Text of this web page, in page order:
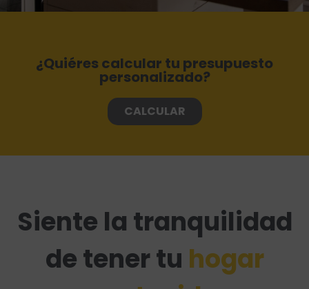
¿Quiéres calcular tu presupuesto
personalizado?
CALCULAR
Siente la tranquilidad
de tener tu hogar